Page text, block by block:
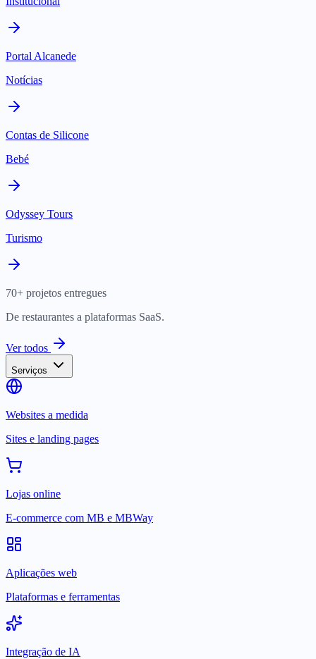
Portal Alcanede
Notícias
Contas de Silicone
Bebé
Odyssey Tours
Turismo
70+ projetos entregues
De restaurantes a plataformas SaaS.
Ver todos
Serviços
Websites a medida
Sites e landing pages
Lojas online
E-commerce com MB e MBWay
Aplicações web
Plataformas e ferramentas
Integração de IA